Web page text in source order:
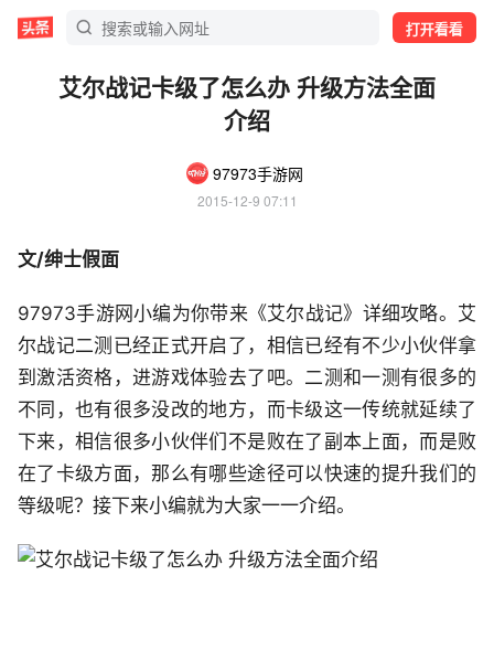
打开看看
艾尔战记卡级了怎么办 升级方法全面
介绍
97973手游网
2015-12-9 07:11
文/绅士假面
97973手游网小编为你带来《艾尔战记》详细攻略。艾
尔战记二测已经正式开启了，相信已经有不少小伙伴拿
到激活资格，进游戏体验去了吧。二测和一测有很多的
不同，也有很多没改的地方，而卡级这一传统就延续了
下来，相信很多小伙伴们不是败在了副本上面，而是败
在了卡级方面，那么有哪些途径可以快速的提升我们的
等级呢？接下来小编就为大家一一介绍。